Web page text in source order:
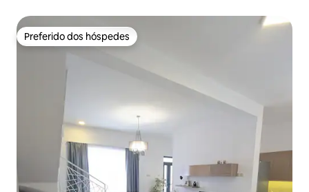
Preferido dos hóspedes
Preferido dos hóspedes